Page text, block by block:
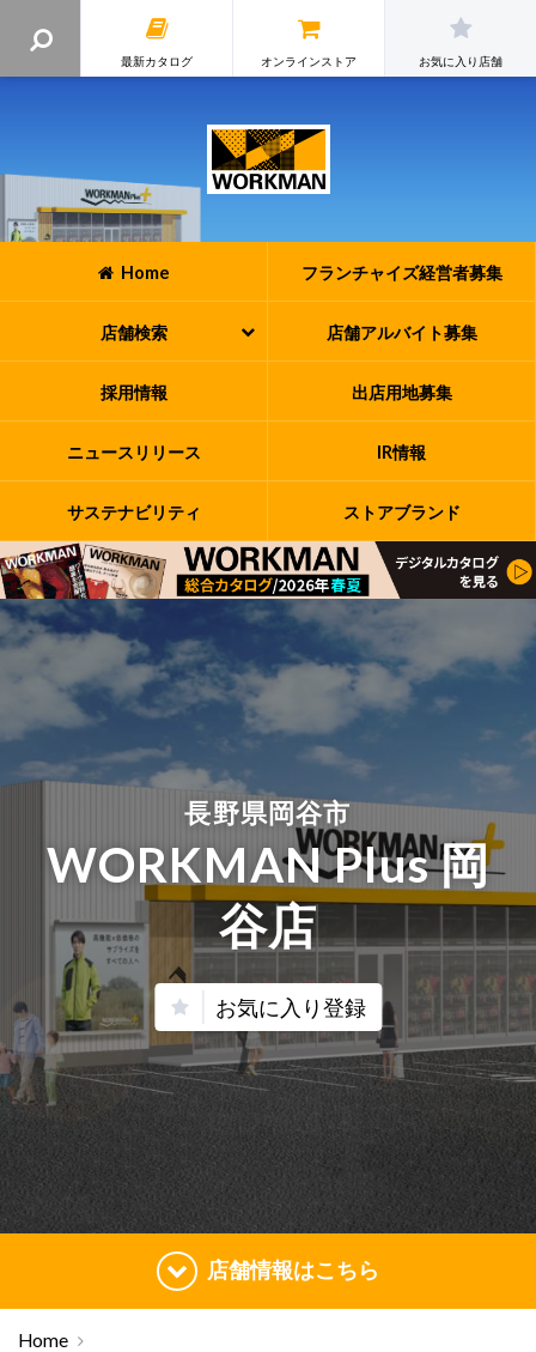
最新カタログ オンラインストア お気に入り店舗
Home フランチャイズ経営者募集
店舗検索 店舗アルバイト募集
採用情報 出店用地募集
ニュースリリース IR情報
サステナビリティ ストアブランド
長野県岡谷市
WORKMAN Plus 岡
谷店
お気に入り登録
店舗情報はこちら
Home